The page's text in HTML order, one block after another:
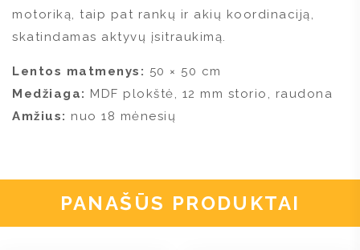
motoriką, taip pat rankų ir akių koordinaciją,
skatindamas aktyvų įsitraukimą.
Lentos matmenys: 50 × 50 cm
Medžiaga: MDF plokštė, 12 mm storio, raudona
Amžius: nuo 18 mėnesių
PANAŠŪS PRODUKTAI